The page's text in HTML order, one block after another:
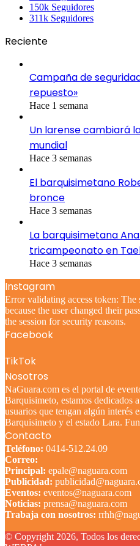
150k Seguidores
311k Seguidores
Reciente
Campaña de
repuesto»
Hace 1 semana
Un larense cambiará
mundial
Hace 3 semanas
El barquisimetano
bronce
Hace 3 semanas
La barquisimetana
tricampeonato en
Hace 3 semanas
Instagram
Error validating access token: The
because the user changed their
the session for security reasons.
Facebook
TikTok
Nosotros
NaGuara.com es el portal de
Barquisimeto, estamos dedicados
usuarios que tengan algún interés
Barquisimeto y el estado Lara.
Contacto
Teléfono: 0414-512.24.09
Correo:
Principal: epale@naguara.com
Publicidad:
Eventos: eventos@naguara.com
Noticias: prensa@naguara.com
Trabaja con nosotros:
© Copyright 2026, Todos los